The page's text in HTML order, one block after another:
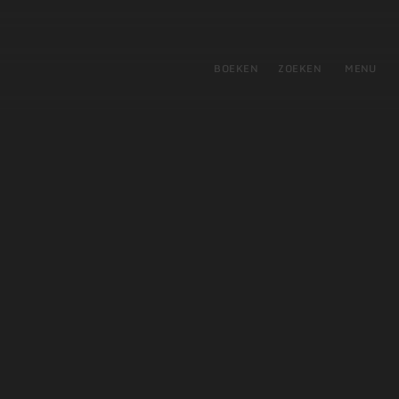
BOEKEN ZOEKEN MENU